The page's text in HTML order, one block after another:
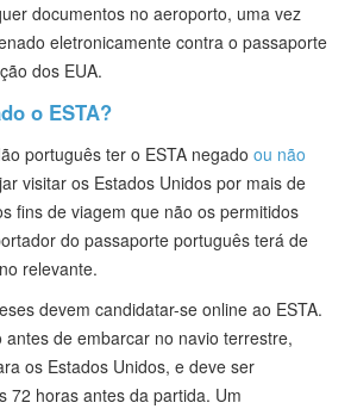
documentos no aeroporto, uma vez
eletronicamente contra o passaporte
dos EUA.
o ESTA?
português ter o ESTA negado ou não
visitar os Estados Unidos por mais de
fins de viagem que não os permitidos
do passaporte português terá de
relevante.
devem candidatar-se online ao ESTA.
antes de embarcar no navio terrestre,
os Estados Unidos, e deve ser
72 horas antes da partida. Um